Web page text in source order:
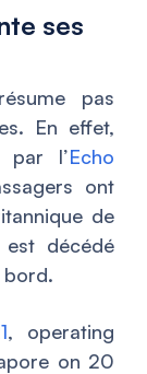
ses
pas
En effet,
par l’Echo
ont
de
décédé
bord.
, operating
on 20